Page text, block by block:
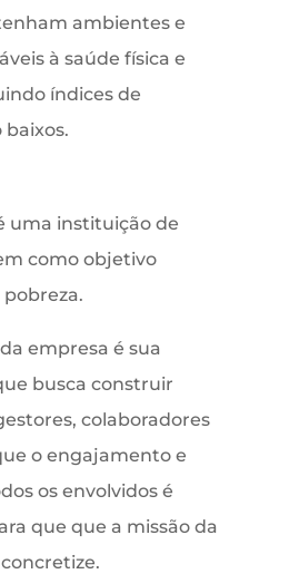
ambientes e
à saúde física e
índices de
uma instituição de
como objetivo
pobreza.
empresa é sua
busca construir
colaboradores
o engajamento e
os envolvidos é
que que a missão da